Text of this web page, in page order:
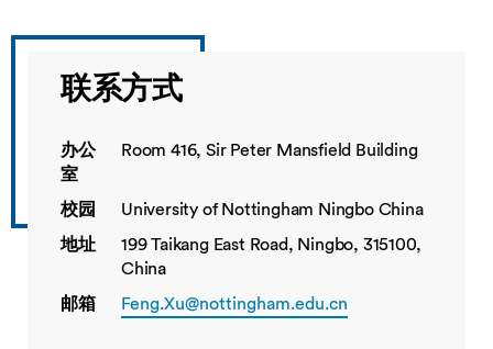
联系方式
办公
室
Room 416, Sir Peter Mansfield Building
校园
University of Nottingham Ningbo China
地址
199 Taikang East Road, Ningbo, 315100,
China
邮箱
Feng.Xu@nottingham.edu.cn